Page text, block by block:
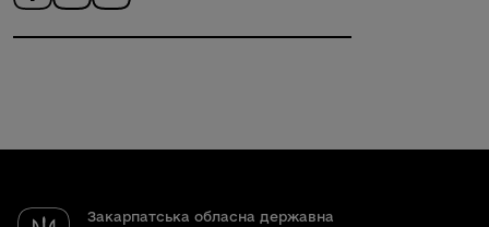
Закарпатська обласна державна